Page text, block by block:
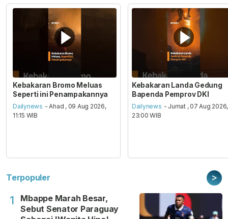
Kebakaran Bromo Meluas
Seperti ini Penampakannya
Dailynews - Ahad , 09 Aug 2026,
11:15 WIB
Kebakaran Landa Gedung
Bapenda Pemprov DKI
Dailynews - Jumat , 07 Aug 2026,
23:00 WIB
Terpopuler >
1
Mbappe Marah Besar,
Sebut Senator Paraguay